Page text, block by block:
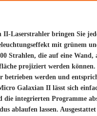
Laserstrahler bringen Sie
mit grünem
Strahlen, die auf eine Wand,
projiziert werden können.
betrieben werden und
Galaxian II lässt sich
die integrierten Programme
ablaufen lassen.